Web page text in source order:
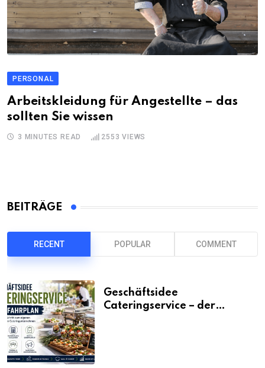
PERSONAL
Arbeitskleidung für Angestellte – das
sollten Sie wissen
3 MINUTES READ 2553 VIEWS
BEITRÄGE
RECENT POPULAR COMMENT
Geschäftsidee
Cateringservice – der